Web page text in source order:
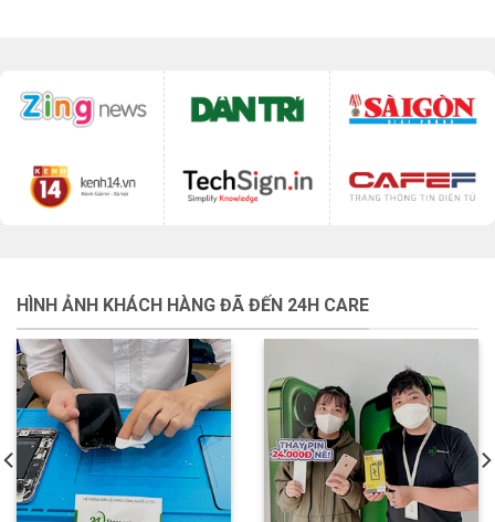
HÌNH ẢNH KHÁCH HÀNG ĐÃ ĐẾN 24H CARE